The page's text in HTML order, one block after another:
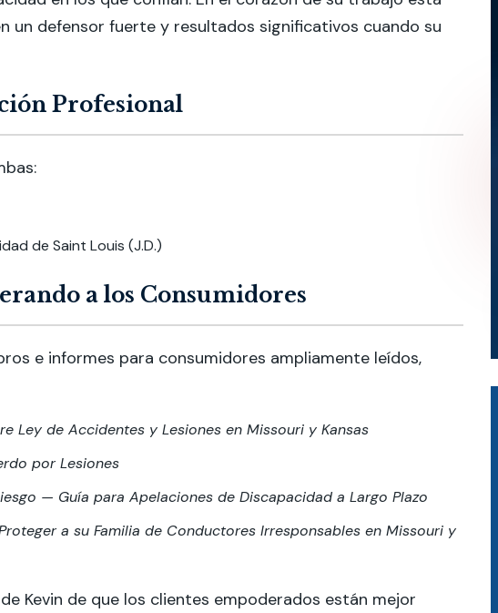
un defensor fuerte y resultados significativos cuando su
Profesional
de Saint Louis (J.D.)
a los Consumidores
e informes para consumidores ampliamente leídos,
Ley de Accidentes y Lesiones en Missouri y Kansas
por Lesiones
— Guía para Apelaciones de Discapacidad a Largo Plazo
a su Familia de Conductores Irresponsables en Missouri y
Kevin de que los clientes empoderados están mejor